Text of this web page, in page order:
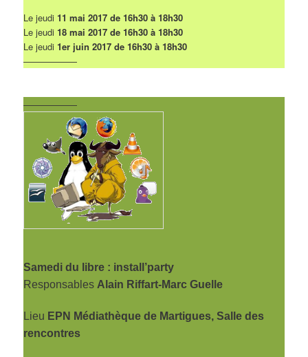
Le jeudi11 mai 2017 de 16h30 à 18h30
Le jeudi18 mai 2017 de 16h30 à 18h30
Le jeudi1er juin 2017 de 16h30 à 18h30
——————
——————
Samedi du libre : install’party
Responsables Alain Riffart-Marc Guelle
Lieu EPN Médiathèque de Martigues, Salle des
rencontres